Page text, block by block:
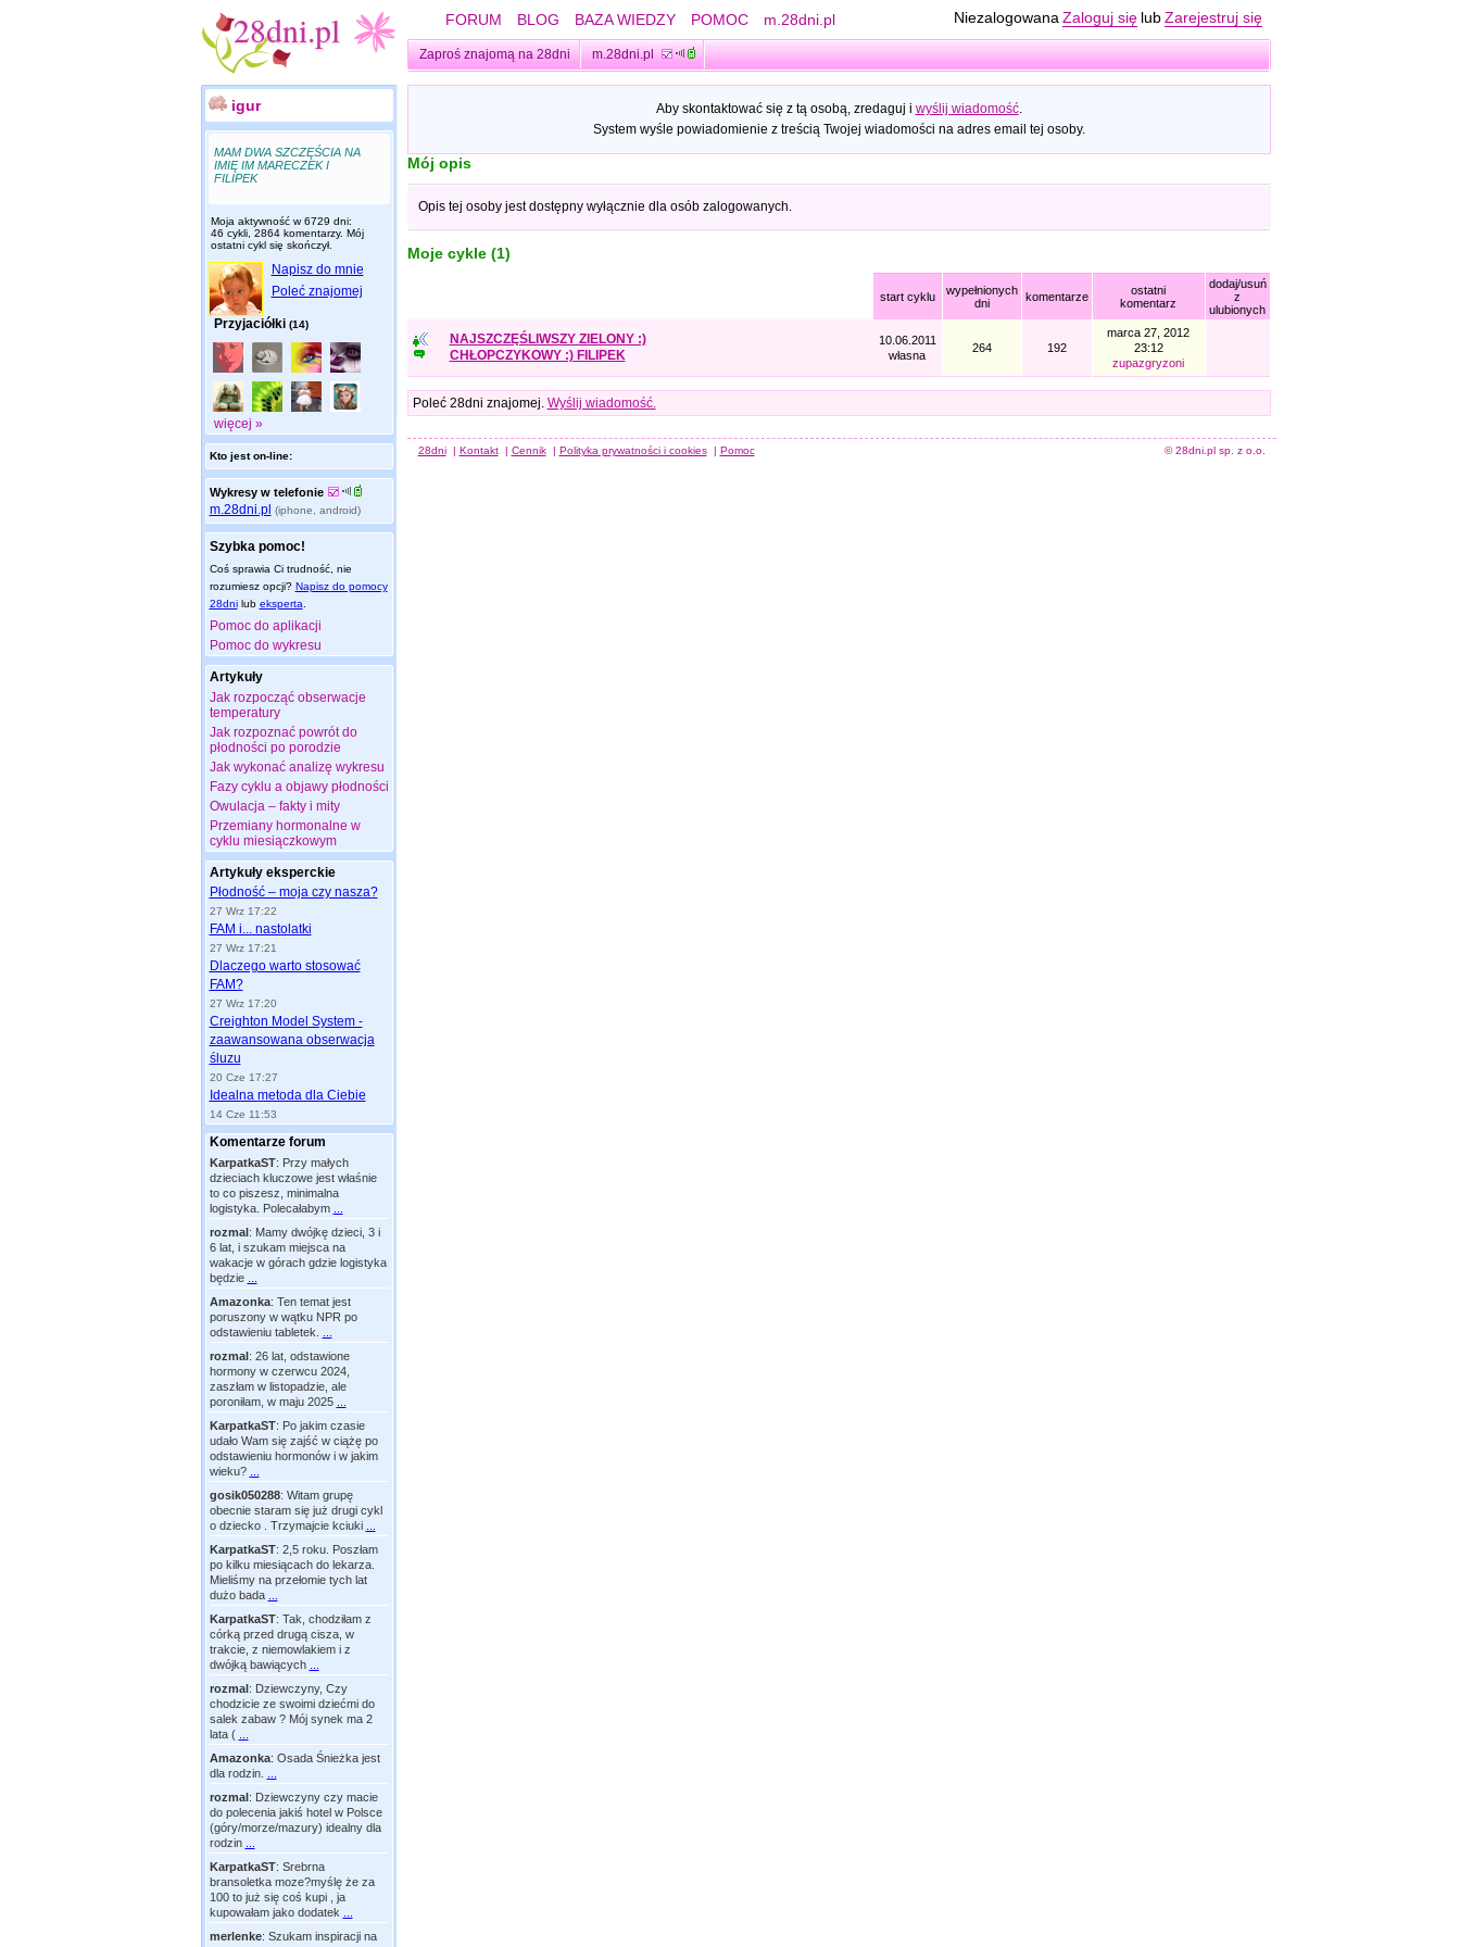
FORUM BLOG BAZA WIEDZY POMOC m.28dni.pl Niezalogowana Zaloguj się lub Zarejestruj się
Zaproś znajomą na 28dni m.28dni.pl
igur
MAM DWA SZCZĘŚCIA NA
IMIĘ IM MARECZEK I
FILIPEK
Moja aktywność w 6729 dni:
46 cykli, 2864 komentarzy. Mój
ostatni cykl się skończył.
Napisz do mnie
Poleć znajomej
Przyjaciółki (14)
więcej »
Kto jest on-line:
Wykresy w telefonie
m.28dni.pl (iphone, android)
Szybka pomoc!
Coś sprawia Ci trudność, nie
rozumiesz opcji? Napisz do pomocy
28dnilub eksperta
Pomoc do aplikacji
Pomoc do wykresu
Artykuły
Jak rozpocząć obserwacje
temperatury
Jak rozpoznać powrót do
płodności po porodzie
Jak wykonać analizę wykresu
Fazy cyklu a objawy płodności
Owulacja – fakty i mity
Przemiany hormonalne w
cyklu miesiączkowym
Artykuły eksperckie
Płodność – moja czy nasza?
27 Wrz 17:22
FAM i... nastolatki
27 Wrz 17:21
Dlaczego warto stosować
FAM?
27 Wrz 17:20
Creighton Model System -
zaawansowana obserwacja
śluzu
20 Cze 17:27
Idealna metoda dla Ciebie
14 Cze 11:53
Komentarze forum
KarpatkaST: Przy małych
dzieciach kluczowe jest właśnie
to co piszesz, minimalna
logistyka. Polecałabym
rozmal: Mamy dwójkę dzieci, 3 i
6 lat, i szukam miejsca na
wakacje w górach gdzie logistyka
będzie
Amazonka: Ten temat jest
poruszony w wątku NPR po
odstawieniu tabletek.
rozmal: 26 lat, odstawione
hormony w czerwcu 2024,
zaszłam w listopadzie, ale
poroniłam, w maju 2025
KarpatkaST: Po jakim czasie
udało Wam się zajść w ciążę po
odstawieniu hormonów i w jakim
wieku?
gosik050288: Witam grupę
obecnie staram się już drugi cykl
o dziecko . Trzymajcie kciuki
KarpatkaST: 2,5 roku. Poszłam
po kilku miesiącach do lekarza.
Mieliśmy na przełomie tych lat
dużo bada
KarpatkaST: Tak, chodziłam z
córką przed drugą cisza, w
trakcie, z niemowlakiem i z
dwójką bawiących
rozmal: Dziewczyny, Czy
chodzicie ze swoimi dziećmi do
salek zabaw ? Mój synek ma 2
lata (
Amazonka: Osada Śnieżka jest
dla rodzin.
rozmal: Dziewczyny czy macie
do polecenia jakiś hotel w Polsce
(góry/morze/mazury) idealny dla
rodzin
KarpatkaST: Srebrna
bransoletka moze?myślę że za
100 to już się coś kupi , ja
kupowałam jako dodatek
merlenke: Szukam inspiracji na
Aby skontaktować się z tą osobą, zredaguj i wyślij wiadomość.
System wyśle powiadomienie z treścią Twojej wiadomości na adres email tej osoby.
Mój opis
Opis tej osoby jest dostępny wyłącznie dla osób zalogowanych.
Moje cykle (1)
start cyklu
wypełnionych
dni
komentarze
ostatni
komentarz
dodaj/usuń
z
ulubionych
NAJSZCZĘŚLIWSZY ZIELONY :)
CHŁOPCZYKOWY :) FILIPEK
10.06.2011
własna
264 192
marca 27, 2012
23:12
zupazgryzoni
Poleć 28dni znajomej. Wyślij wiadomość.
28dni | Kontakt | Cennik | Polityka prywatności i cookies | Pomoc © 28dni.pl sp. z o.o.